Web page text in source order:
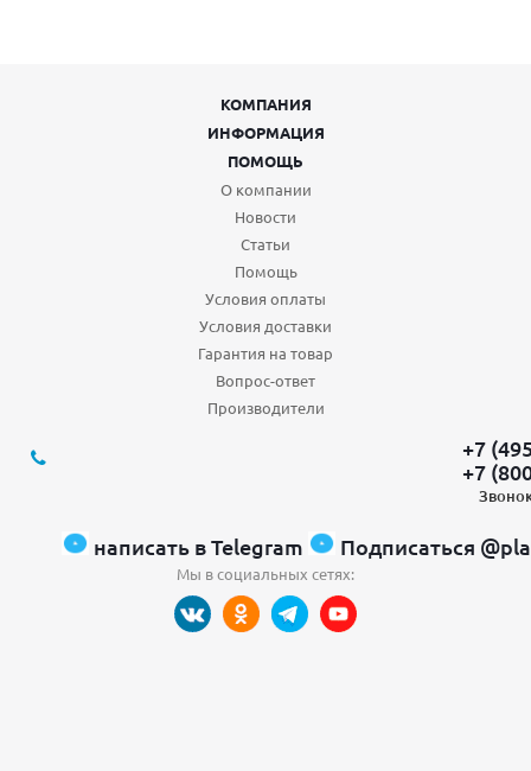
КОМПАНИЯ
ИНФОРМАЦИЯ
ПОМОЩЬ
О компании
Новости
Статьи
Помощь
Условия оплаты
Условия доставки
Гарантия на товар
Вопрос-ответ
Производители
+7
+7
написать в Telegram Подписаться
Мы в социальных сетях: